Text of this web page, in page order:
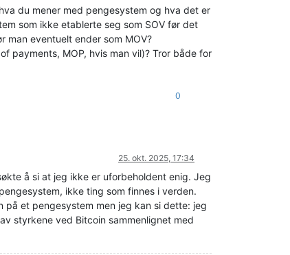
du mener med pengesystem og hva det er
som ikke etablerte seg som SOV før det
man eventuelt ender som MOV?
payments, MOP, hvis man vil)? Tror både for
0
25. okt. 2025, 17:34
å si at jeg ikke er uforbeholdent enig. Jeg
ikke ting som finnes i verden.
et pengesystem men jeg kan si dette: jeg
styrkene ved Bitcoin sammenlignet med